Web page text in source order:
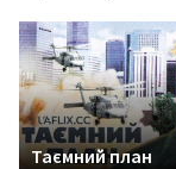
Таємний план